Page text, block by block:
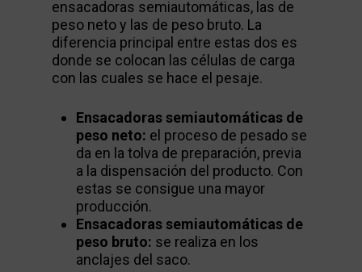
ensacadoras semiautomáticas, las de
peso neto y las de peso bruto. La
diferencia principal entre estas dos es
donde se colocan las células de carga
con las cuales se hace el pesaje.
Ensacadoras semiautomáticas de
peso neto: el proceso de pesado se
da en la tolva de preparación, previa
a la dispensación del producto. Con
estas se consigue una mayor
producción.
Ensacadoras semiautomáticas de
peso bruto: se realiza en los
anclajes del saco.